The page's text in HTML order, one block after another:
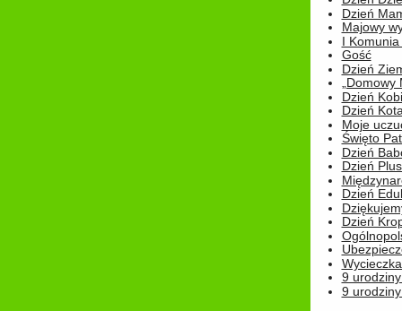
Dzień
Majowy
I
Gość
Dzień
Dzień
Dzień
Moje
Święto
Dzień
Dzień
Dzień
Dzień
9
9